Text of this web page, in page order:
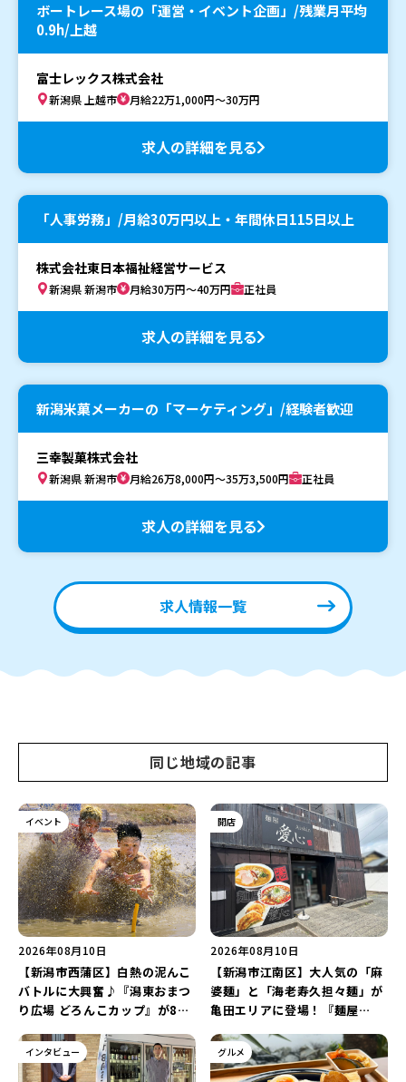
ボートレース場の「運営・イベント企画」/残業月平均
0.9h/上越
富士レックス株式会社
新潟県 上越市 月給22万1,000円～30万円
求人の詳細を見る
「人事労務」/月給30万円以上・年間休日115日以上
株式会社東日本福祉経営サービス
新潟県 新潟市 月給30万円～40万円 正社員
求人の詳細を見る
新潟米菓メーカーの「マーケティング」/経験者歓迎
三幸製菓株式会社
新潟県 新潟市 月給26万8,000円～35万3,500円 正社員
求人の詳細を見る
求人情報一覧
同じ地域の記事
イベント
2026年08月10日
【新潟市西蒲区】白熱の泥んこ
バトルに大興奮♪『潟東おまつ
り広場 どろんこカップ』が8月
ループ「courtesea」が登場
♪
開店
2026年08月10日
【新潟市江南区】大人気の「麻
婆麺」と「海老寿久担々麺」が
亀田エリアに登場！『麺屋
プン予定♪
インタビュー グルメ